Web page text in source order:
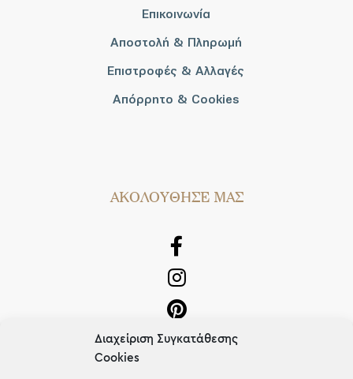
Διαχείριση Συγκατάθεσης
Cookies
Επικοινωνία
Αποστολή & Πληρωμή
Επιστροφές & Αλλαγές
Απόρρητο & Cookies
AΚΟΛΟΥΘΗΣΕ ΜΑΣ